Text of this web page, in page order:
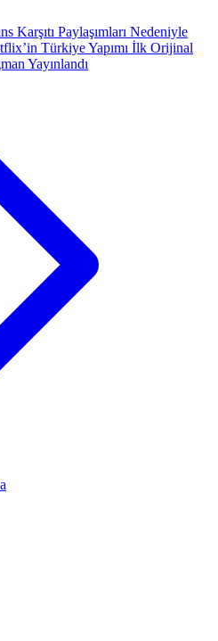
Karşıtı Paylaşımları Nedeniyle
Türkiye Yapımı İlk Orijinal
Yayınlandı